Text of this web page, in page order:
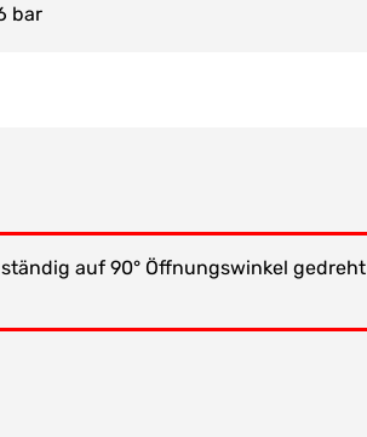
bar
auf 90° Öffnungswinkel gedreht